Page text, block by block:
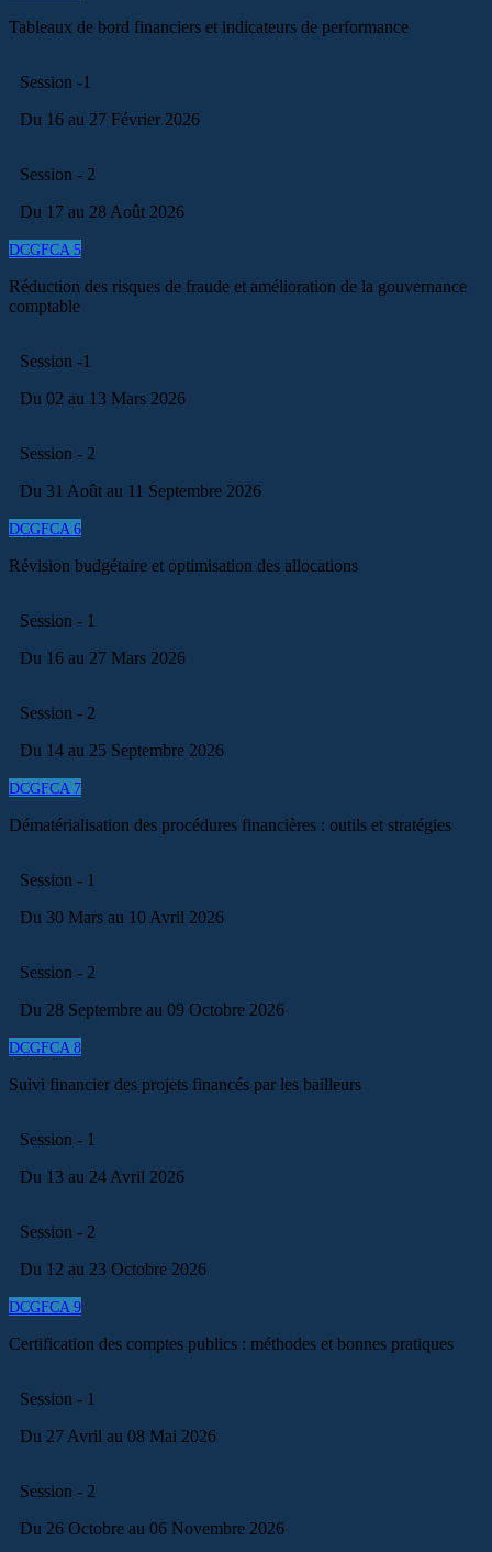
Tableaux de bord financiers et indicateurs de performance
Session -1
Du 16 au 27 Février 2026
Session - 2
Du 17 au 28 Août 2026
DCGFCA 5
Réduction des risques de fraude et amélioration de la gouvernance
comptable
Session -1
Du 02 au 13 Mars 2026
Session - 2
Du 31 Août au 11 Septembre 2026
DCGFCA 6
Révision budgétaire et optimisation des allocations
Session - 1
Du 16 au 27 Mars 2026
Session - 2
Du 14 au 25 Septembre 2026
DCGFCA 7
Dématérialisation des procédures financières : outils et stratégies
Session - 1
Du 30 Mars au 10 Avril 2026
Session - 2
Du 28 Septembre au 09 Octobre 2026
DCGFCA 8
Suivi financier des projets financés par les bailleurs
Session - 1
Du 13 au 24 Avril 2026
Session - 2
Du 12 au 23 Octobre 2026
DCGFCA 9
Certification des comptes publics : méthodes et bonnes pratiques
Session - 1
Du 27 Avril au 08 Mai 2026
Session - 2
Du 26 Octobre au 06 Novembre 2026